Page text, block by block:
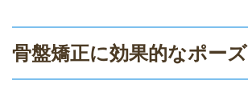
骨盤矯正に効果的なポーズ